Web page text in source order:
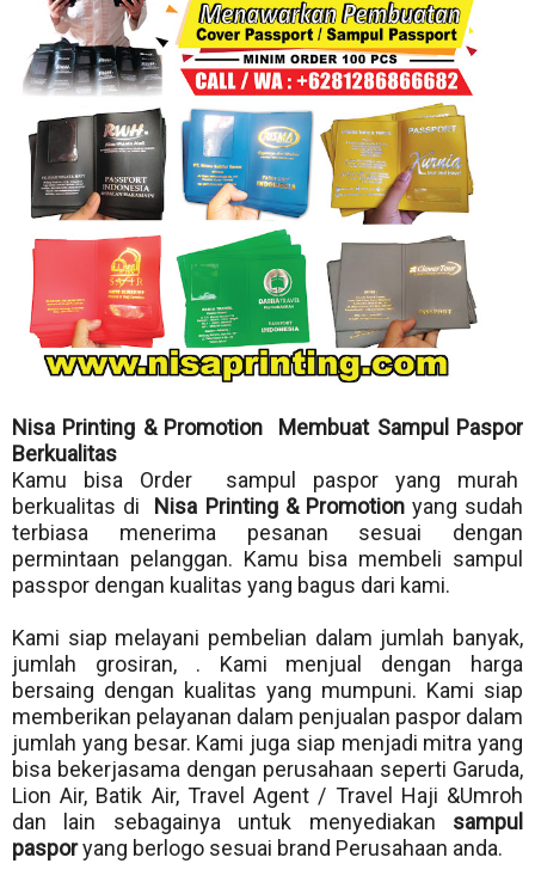
Nisa Printing & Promotion Membuat Sampul Paspor
Berkualitas
Kamu bisa Order sampul paspor yang murah
berkualitas di
Nisa Printing & Promotion yang sudah
terbiasa menerima pesanan sesuai dengan
permintaan pelanggan. Kamu bisa membeli sampul
passpor dengan kualitas yang bagus dari kami.
Kami siap melayani pembelian dalam jumlah banyak,
jumlah grosiran, . Kami menjual dengan harga
bersaing dengan kualitas yang mumpuni. Kami siap
memberikan pelayanan dalam penjualan paspor dalam
jumlah yang besar. Kami juga siap menjadi mitra yang
bisa bekerjasama dengan perusahaan seperti Garuda,
Lion Air, Batik Air, Travel Agent / Travel Haji &Umroh
dan lain sebagainya untuk menyediakan sampul
pasporyang berlogo sesuai brand Perusahaan anda.